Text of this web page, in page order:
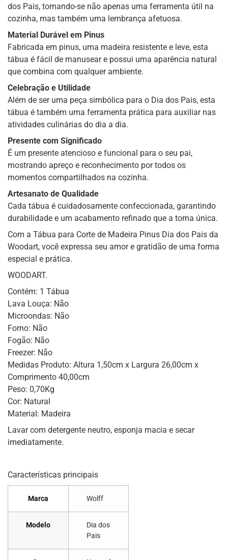
dos Pais, tornando-se não apenas uma ferramenta útil na
cozinha, mas também uma lembrança afetuosa.
Material Durável em Pinus
Fabricada em pinus, uma madeira resistente e leve, esta
tábua é fácil de manusear e possui uma aparência natural
que combina com qualquer ambiente.
Celebração e Utilidade
Além de ser uma peça simbólica para o Dia dos Pais, esta
tábua é também uma ferramenta prática para auxiliar nas
atividades culinárias do dia a dia.
Presente com Significado
É um presente atencioso e funcional para o seu pai,
mostrando apreço e reconhecimento por todos os
momentos compartilhados na cozinha.
Artesanato de Qualidade
Cada tábua é cuidadosamente confeccionada, garantindo
durabilidade e um acabamento refinado que a torna única.
Com a Tábua para Corte de Madeira Pinus Dia dos Pais da
Woodart, você expressa seu amor e gratidão de uma forma
especial e prática.
WOODART.
Contém: 1 Tábua
Lava Louça: Não
Microondas: Não
Forno: Não
Fogão: Não
Freezer: Não
Medidas Produto: Altura 1,50cm x Largura 26,00cm x
Comprimento 40,00cm
Peso: 0,70Kg
Cor: Natural
Material: Madeira
Lavar com detergente neutro, esponja macia e secar
imediatamente.
Características principais
Marca Wolff
Modelo
Dia dos
Pais